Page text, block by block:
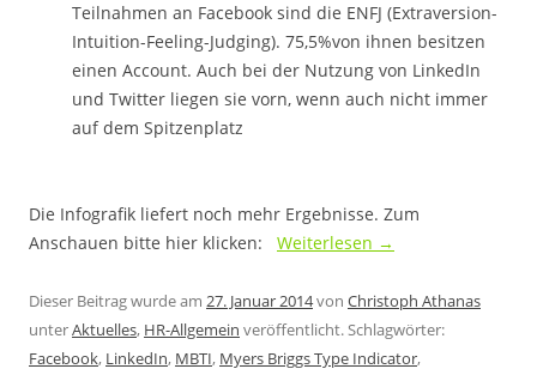
Teilnahmen an Facebook sind die ENFJ (Extraversion-
Intuition-Feeling-Judging). 75,5%von ihnen besitzen
einen Account. Auch bei der Nutzung von LinkedIn
und Twitter liegen sie vorn, wenn auch nicht immer
auf dem Spitzenplatz
Die Infografik liefert noch mehr Ergebnisse. Zum
Anschauen bitte hier klicken: Weiterlesen →
Dieser Beitrag wurde am 27. Januar 2014von Christoph Athanas
unterAktuelles, HR-Allgemein veröffentlicht. Schlagwörter:
Facebook, LinkedIn, MBTI, Myers Briggs Type Indicator,